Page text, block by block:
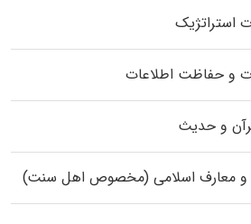
استراتژیک
و حفاظت اطلاعات
و حدیث
و معارف اسلامی (مخصوص اهل سنت)